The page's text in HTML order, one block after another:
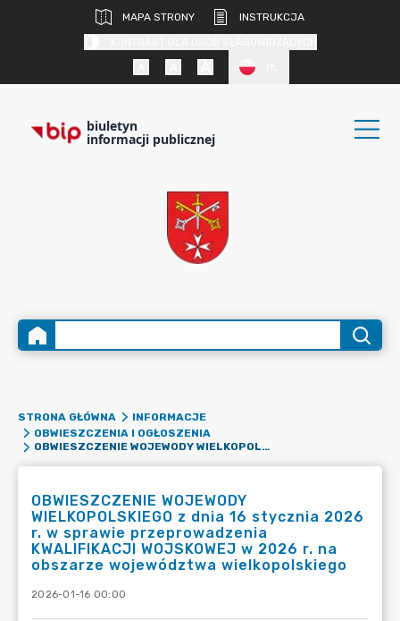
MAPA STRONY
INSTRUKCJA
biuletyn
informacji publicznej
STRONA GŁÓWNA
INFORMACJE
OBWIESZCZENIA I OGŁOSZENIA
OBWIESZCZENIE WOJEWODY WIELKOPOLSKIEGO Z DNIA 16 STYCZNIA 2026 R. W SPRAWIE PRZEPROWADZENIA KWALIFIKACJI WOJSKOWEJ W 2026 R. NA OBSZARZE WOJEWÓDZTWA WIELKOPOLSKIEGO
OBWIESZCZENIE WOJEWODY
WIELKOPOLSKIEGO z dnia 16 stycznia 2026
r. w sprawie przeprowadzenia
KWALIFIKACJI WOJSKOWEJ w 2026 r. na
obszarze województwa wielkopolskiego
2026-01-16 00:00